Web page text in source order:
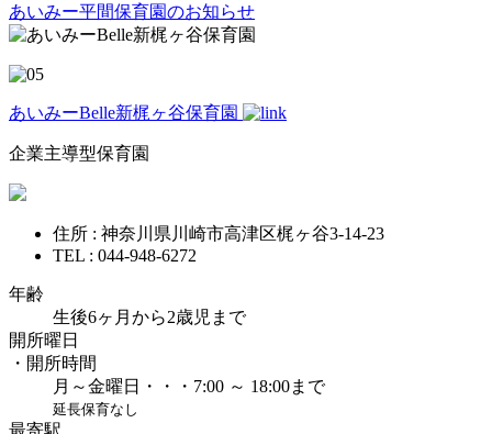
あいみー平間保育園のお知らせ
あいみーBelle新梶ヶ谷保育園
企業主導型保育園
住所 : 神奈川県川崎市高津区梶ヶ谷3-14-23
TEL : 044-948-6272
年齢
生後6ヶ月から2歳児まで
開所曜日
・開所時間
月～金曜日・・・7:00 ～ 18:00まで
延長保育なし